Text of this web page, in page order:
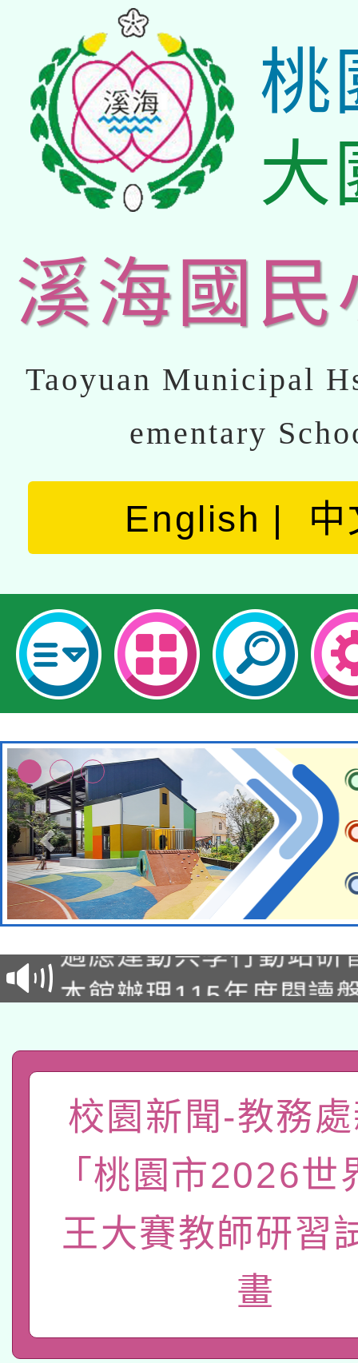
桃
大
溪海國民
Taoyuan Municipal
ementary
English 中
本校115學年度第2次
招甄選結果公告(無人
招)
本館辦理115年度閱讀
礎課程
「數位內容與教學軟
有關大陸委員會函釋公
薪期間赴陸應申請許可
轉知經濟部水利署委託
業技術研究院辦理「
用水績優單位及節水達
115年8月22日(星期六
桃園市孔廟祈福系列
開 智慧啟航」
本校115學年度第2次
招甄選結果公告(無人
適應運動共學行動站研
校園新聞-教務
「桃園市2026世
王大賽教師研習
畫